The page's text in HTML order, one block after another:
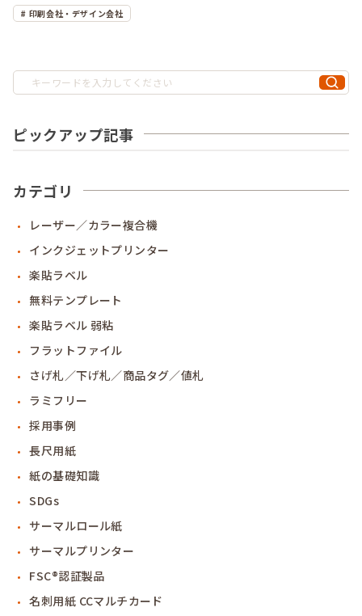
ルに作れます！
印刷会社・デザイン会社
ピックアップ記事
カテゴリ
レーザー／カラー複合機
インクジェットプリンター
楽貼ラベル
無料テンプレート
楽貼ラベル 弱粘
フラットファイル
さげ札／下げ札／商品タグ／値札
ラミフリー
採用事例
長尺用紙
紙の基礎知識
SDGs
サーマルロール紙
サーマルプリンター
FSC®認証製品
名刺用紙 CCマルチカード